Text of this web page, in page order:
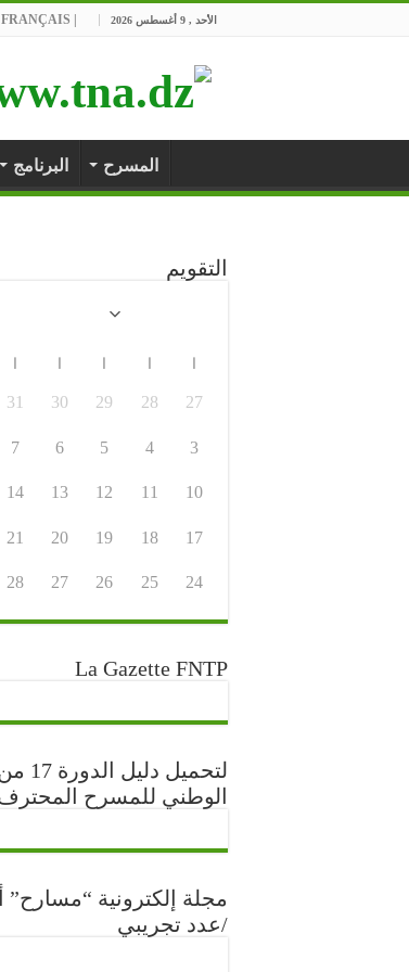
الأحد , 9 أغسطس 2026
المسرح البرنامج
التقويم
ا ا ا ا ا
27
28
29
30
31
3
4
5
6
7
10
11
12
13
14
17
18
19
20
21
24
25
26
27
28
La Gazette FNTP
الوطني للمسرح
/عدد تجريبي